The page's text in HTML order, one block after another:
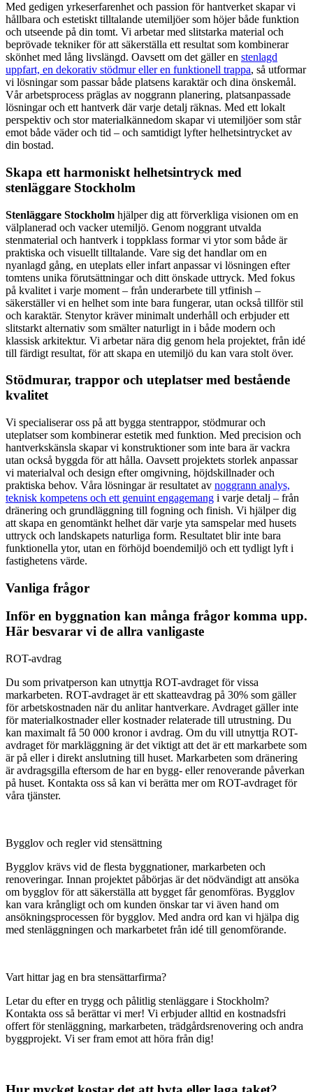
Med gedigen yrkeserfarenhet och passion för hantverket skapar vi
hållbara och estetiskt tilltalande utemiljöer som höjer både funktion
och utseende på din tomt. Vi arbetar med slitstarka material och
beprövade tekniker för att säkerställa ett resultat som kombinerar
skönhet med lång livslängd. Oavsett om det gäller en stenlagd
uppfart, en dekorativ stödmur eller en funktionell trappa, så utformar
vi lösningar som passar både platsens karaktär och dina önskemål.
Vår arbetsprocess präglas av noggrann planering, platsanpassade
lösningar och ett hantverk där varje detalj räknas. Med ett lokalt
perspektiv och stor materialkännedom skapar vi utemiljöer som står
emot både väder och tid – och samtidigt lyfter helhetsintrycket av
din bostad.
Skapa ett harmoniskt helhetsintryck med
stenläggare Stockholm
Stenläggare Stockholm hjälper dig att förverkliga visionen om en
välplanerad och vacker utemiljö. Genom noggrant utvalda
stenmaterial och hantverk i toppklass formar vi ytor som både är
praktiska och visuellt tilltalande. Vare sig det handlar om en
nyanlagd gång, en uteplats eller infart anpassar vi lösningen efter
tomtens unika förutsättningar och ditt önskade uttryck. Med fokus
på kvalitet i varje moment – från underarbete till ytfinish –
säkerställer vi en helhet som inte bara fungerar, utan också tillför stil
och karaktär. Stenytor kräver minimalt underhåll och erbjuder ett
slitstarkt alternativ som smälter naturligt in i både modern och
klassisk arkitektur. Vi arbetar nära dig genom hela projektet, från idé
till färdigt resultat, för att skapa en utemiljö du kan vara stolt över.
Stödmurar, trappor och uteplatser med bestående
kvalitet
Vi specialiserar oss på att bygga stentrappor, stödmurar och
uteplatser som kombinerar estetik med funktion. Med precision och
hantverkskänsla skapar vi konstruktioner som inte bara är vackra
utan också byggda för att hålla. Oavsett projektets storlek anpassar
vi materialval och design efter omgivning, höjdskillnader och
praktiska behov. Våra lösningar är resultatet av noggrann analys,
teknisk kompetens och ett genuint engagemang i varje detalj – från
dränering och grundläggning till fogning och finish. Vi hjälper dig
att skapa en genomtänkt helhet där varje yta samspelar med husets
uttryck och landskapets naturliga form. Resultatet blir inte bara
funktionella ytor, utan en förhöjd boendemiljö och ett tydligt lyft i
fastighetens värde.
Vanliga frågor
Inför en byggnation kan många frågor komma upp.
Här besvarar vi de allra vanligaste
ROT-avdrag
Du som privatperson kan utnyttja ROT-avdraget för vissa
markarbeten. ROT-avdraget är ett skatteavdrag på 30% som gäller
för arbetskostnaden när du anlitar hantverkare. Avdraget gäller inte
för materialkostnader eller kostnader relaterade till utrustning. Du
kan maximalt få 50 000 kronor i avdrag. Om du vill utnyttja ROT-
avdraget för markläggning är det viktigt att det är ett markarbete som
är på eller i direkt anslutning till huset. Markarbeten som dränering
är avdragsgilla eftersom de har en bygg- eller renoverande påverkan
på huset. Kontakta oss så kan vi berätta mer om ROT-avdraget för
våra tjänster.
Bygglov och regler vid stensättning
Bygglov krävs vid de flesta byggnationer, markarbeten och
renoveringar. Innan projektet påbörjas är det nödvändigt att ansöka
om bygglov för att säkerställa att bygget får genomföras. Bygglov
kan vara krångligt och om kunden önskar tar vi även hand om
ansökningsprocessen för bygglov. Med andra ord kan vi hjälpa dig
med stenläggningen och markarbetet från idé till genomförande.
Vart hittar jag en bra stensättarfirma?
Letar du efter en trygg och pålitlig stenläggare i Stockholm?
Kontakta oss så berättar vi mer! Vi erbjuder alltid en kostnadsfri
offert för stenläggning, markarbeten, trädgårdsrenovering och andra
byggprojekt. Vi ser fram emot att höra från dig!